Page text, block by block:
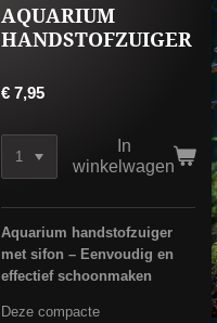
AQUARIUM
HANDSTOFZUIGER
€ 7,95
In
winkelwagen
Aquarium handstofzuiger
met sifon – Eenvoudig en
effectief schoonmaken
Deze compacte